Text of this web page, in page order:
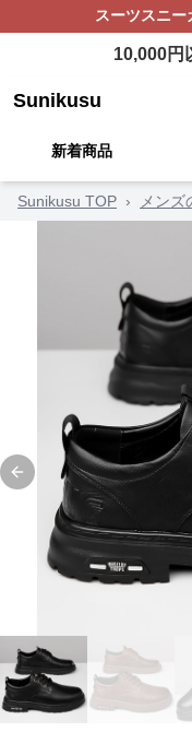
スーツスニー
10,000円
Sunikusu
新着商品
Sunikusu TOP › メンズ
Previous slide